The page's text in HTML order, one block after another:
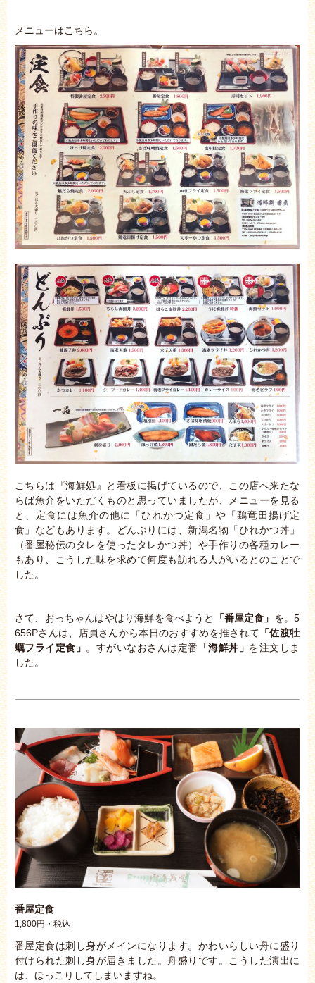
メニューはこちら。
こちらは『海鮮処』と看板に掲げているので、この店へ来たな
らば魚介をいただくものと思っていましたが、メニューを見る
と、定食には魚介の他に「ひれかつ定食」や「鶏竜田揚げ定
食」などもあります。どんぶりには、新潟名物「ひれかつ丼」
（番屋秘伝のタレを使ったタレかつ丼）や手作りの各種カレー
もあり、こうした味を求めて何度も訪れる人がいるとのことで
した。
さて、おっちゃんはやはり海鮮を食べようと 「番屋定食」 を。5
656Pさんは、店員さんから本日のおすすめを推されて 「佐渡牡
蠣フライ定食」 。すがいなおさんは定番 「海鮮丼」 を注文しま
した。
番屋定食
1,800円・税込
番屋定食は刺し身がメインになります。かわいらしい舟に盛り
付けられた刺し身が届きました。舟盛りです。こうした演出に
は、ほっこりしてしまいますね。